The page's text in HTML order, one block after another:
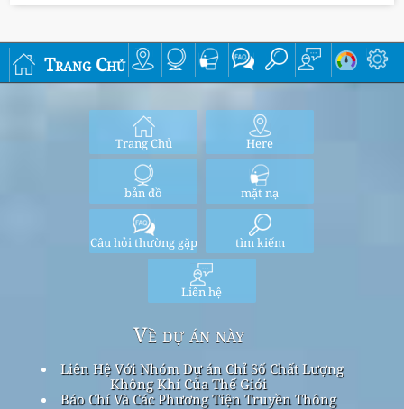
Trang Chủ
Trang Chủ Here
bản đồ mặt nạ
Câu hỏi thường gặp tìm kiếm
Liên hệ
Về dự án này
Liên Hệ Với Nhóm Dự án Chỉ Số Chất Lượng
Không Khí Của Thế Giới
Báo Chí Và Các Phương Tiện Truyền Thông